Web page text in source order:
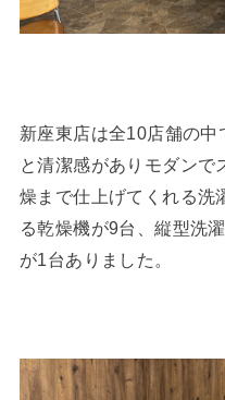
新座東店は全10店舗の中
と清潔感がありモダンで
燥まで仕上げてくれる洗
る乾燥機が9台、縦型洗
が1台ありました。